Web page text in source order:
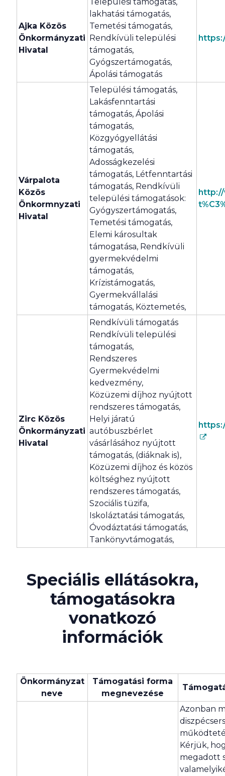
Ajka Közös
Önkormányzati
Hivatal
lakhatási támogatás,
Temetési támogatás,
Rendkívüli települési
támogatás,
Gyógszertámogatás,
Ápolási támogatás
Várpalota
Közös
Önkormnyzati
Hivatal
Települési támogatás,
Lakásfenntartási
támogatás, Ápolási
támogatás,
Közgyógyellátási
támogatás,
Adosságkezelési
támogatás, Létfenntartási
támogatás, Rendkívüli
települési támogatások:
Gyógyszertámogatás,
Temetési támogatás,
Elemi károsultak
támogatása, Rendkívüli
gyermekvédelmi
támogatás,
Krízistámogatás,
Gyermekvállalási
támogatás, Köztemetés,
http://
Zirc Közös
Önkormányzati
Hivatal
Rendkívüli támogatás
Rendkívüli települési
támogatás,
Rendszeres
Gyermekvédelmi
kedvezmény,
Közüzemi díjhoz nyújtott
rendszeres támogatás,
Helyi járatú
autóbuszbérlet
vásárlásához nyújtott
támogatás, (diáknak is),
Közüzemi díjhoz és közös
költséghez nyújtott
rendszeres támogatás,
Szociális tüzifa,
Iskoláztatási támogatás,
Óvodáztatási támogatás,
Tankönyvtámogatás,
Speciális ellátásokra,
támogatásokra
vonatkozó
információk
Önkormányzat
neve
Támogatási forma
megnevezése
Azonban
Kérjük,
megadott